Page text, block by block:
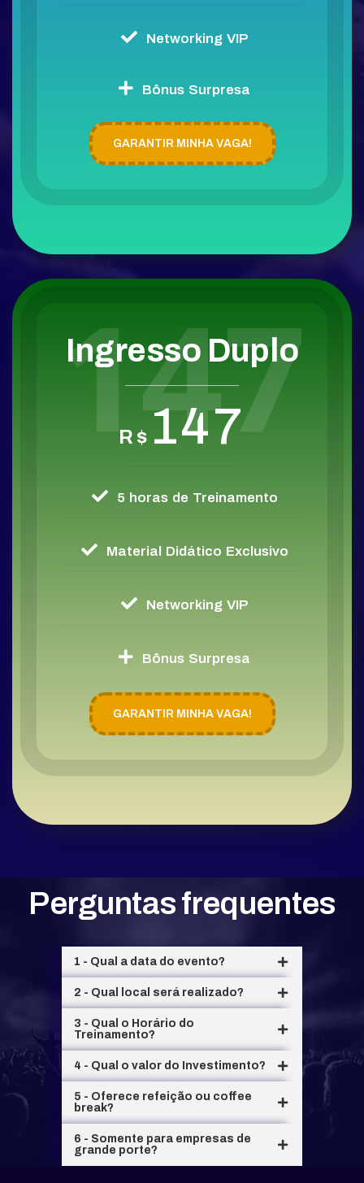
Networking VIP
Bônus Surpresa
GARANTIR MINHA VAGA!
Ingresso Duplo
R$147
5 horas de Treinamento
Material Didático Exclusivo
Networking VIP
Bônus Surpresa
GARANTIR MINHA VAGA!
147
Perguntas frequentes
1 - Qual a data do evento?
2 - Qual local será realizado?
3 - Qual o Horário do
Treinamento?
4 - Qual o valor do Investimento?
5 - Oferece refeição ou coffee
break?
6 - Somente para empresas de
grande porte?